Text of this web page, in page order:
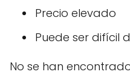
Precio elevado
Puede ser difícil
No se han